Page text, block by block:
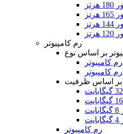
رم کامپیوتر
بر اساس نوع
بر اساس ظرفیت
رم کامپیوتر